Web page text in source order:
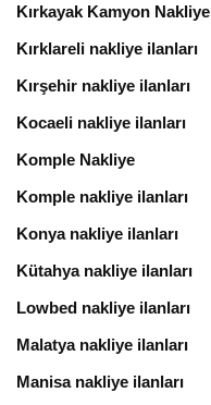
Kırkayak Kamyon Nakliye
Kırklareli nakliye ilanları
Kırşehir nakliye ilanları
Kocaeli nakliye ilanları
Komple Nakliye
Komple nakliye ilanları
Konya nakliye ilanları
Kütahya nakliye ilanları
Lowbed nakliye ilanları
Malatya nakliye ilanları
Manisa nakliye ilanları